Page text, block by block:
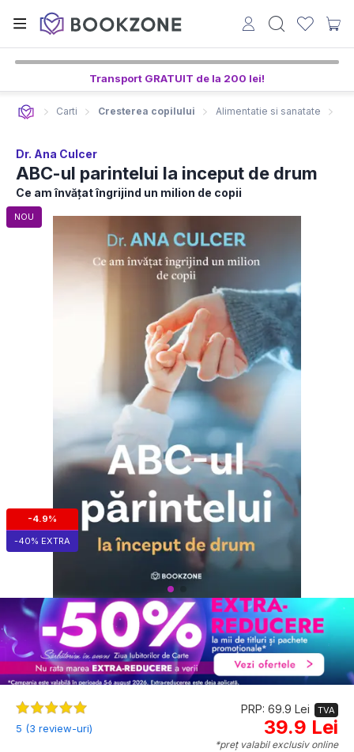
Transport GRATUIT de la 200 lei!
Carti Cresterea copilului Alimentatie si sanatate
Dr. Ana Culcer
ABC-ul parintelui la inceput de drum
Ce am învățat îngrijind un milion de copii
NOU
-4.9%
-40% EXTRA
5 (3 review-uri)
PRP: 69.9 Lei TVA
39.9 Lei
*preț valabil exclusiv online